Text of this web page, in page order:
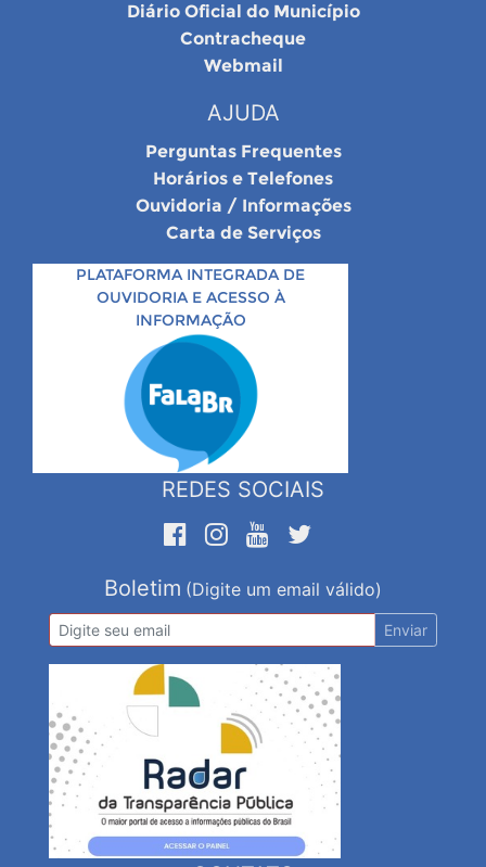
Diário Oficial do Município
Contracheque
Webmail
AJUDA
Perguntas Frequentes
Horários e Telefones
Ouvidoria / Informações
Carta de Serviços
PLATAFORMA INTEGRADA DE
OUVIDORIA E ACESSO À
INFORMAÇÃO
REDES SOCIAIS
Boletim (Digite um email válido)
Enviar